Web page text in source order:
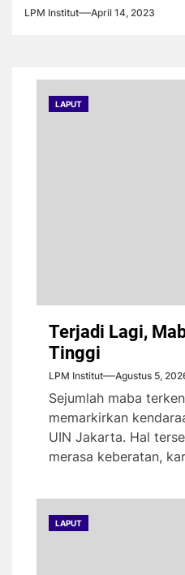
tambang menyediakan
LPM Institut April 14, 2023
LAPUT
Terjadi Lagi,
Tinggi
LPM Institut Agustus 5,
Sejumlah maba
memarkirkan
UIN Jakarta. Hal
merasa keberatan,
LAPUT